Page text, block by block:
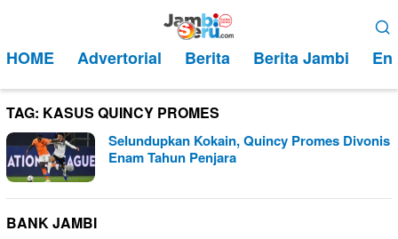
kontenMobile
HOME Advertorial Berita Berita Jambi
TAG: KASUS QUINCY PROMES
Selundupkan Kokain, Quincy Promes Divonis
Enam Tahun Penjara
BANK JAMBI